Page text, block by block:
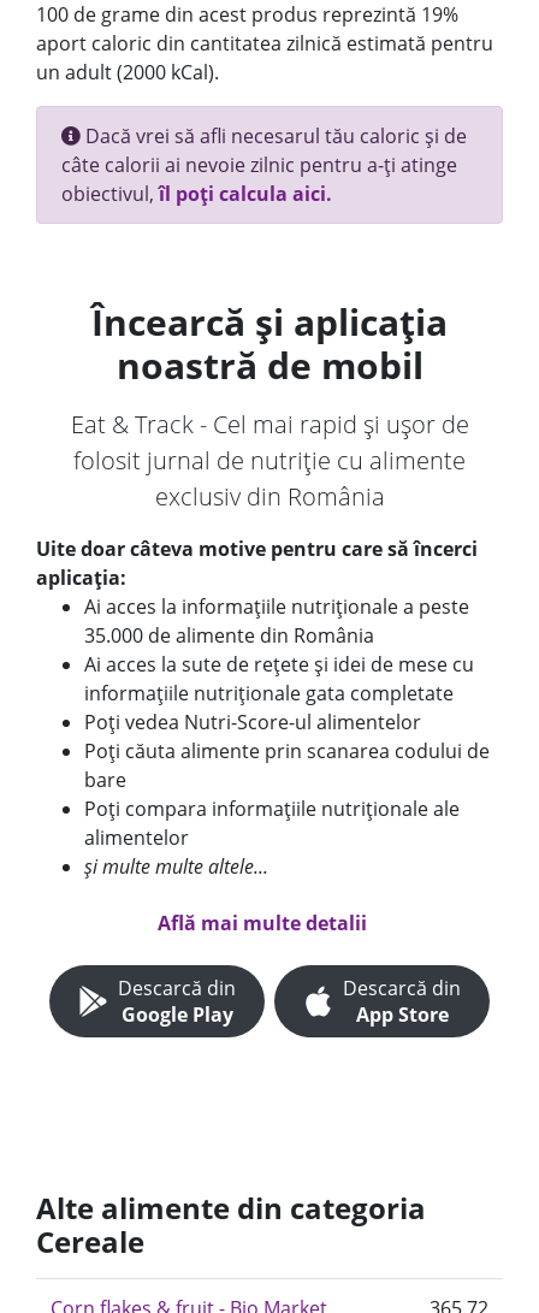
100 de grame din acest produs reprezintă 19%
aport caloric din cantitatea zilnică estimată pentru
un adult (2000 kCal).
Dacă vrei să afli necesarul tău caloric și de
câte calorii ai nevoie zilnic pentru a-ți atinge
obiectivul,îl poți calcula aici.
Încearcă și aplicația
noastră de mobil
Eat & Track - Cel mai rapid și ușor de
folosit jurnal de nutriție cu alimente
exclusiv din România
Uite doar câteva motive pentru care să încerci
aplicația:
Ai acces la informațiile nutriționale a peste
35.000 de alimente din România
Ai acces la sute de rețete și idei de mese cu
informațiile nutriționale gata completate
Poți vedea Nutri-Score-ul alimentelor
Poți căuta alimente prin scanarea codului de
bare
Poți compara informațiile nutriționale ale
alimentelor
și multe multe altele...
Află mai multe detalii
Descarcă din
Google Play
Descarcă din
App Store
Alte alimente din categoria
Cereale